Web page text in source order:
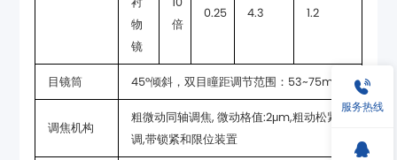
镜
倍
0.25 4.3 1.2
目镜筒 45°倾斜，双目瞳距调节范围：53~75mm
调焦机构
调,带锁紧和限位装置
服务热线